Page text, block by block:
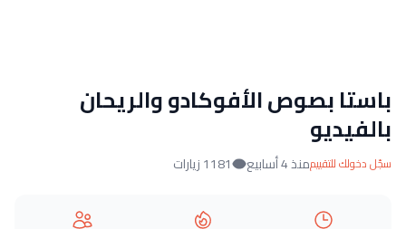
باستا بصوص الأفوكادو والريحان
بالفيديو
سجّل دخولك للتقييممنذ 4 أسابيع 1181 زيارات